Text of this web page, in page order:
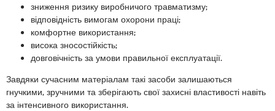
зниження ризику виробничого травматизму;
відповідність вимогам охорони праці;
комфортне використання;
висока зносостійкість;
довговічність за умови правильної експлуатації.
Завдяки сучасним матеріалам такі засоби залишаються
гнучкими, зручними та зберігають свої захисні властивості навіть
за інтенсивного використання.